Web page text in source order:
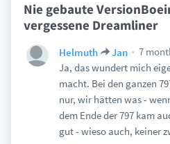
Nie gebaute
vergessene Dreamliner
Helmuth Jan
7
Ja, das wundert mich
macht. Bei den ganzen
nur, wir hätten was -
dem Ende der 797 kam
gut - wieso auch, keiner